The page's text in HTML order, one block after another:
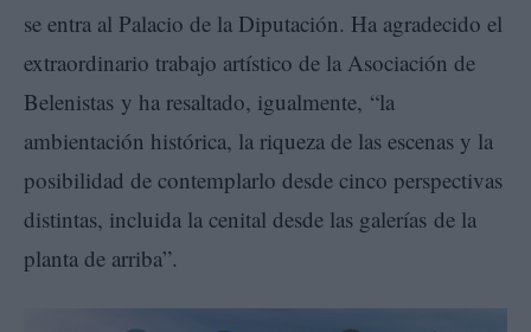
se entra al Palacio de la Diputación. Ha agradecido el
extraordinario trabajo artístico de la Asociación de
Belenistas y ha resaltado, igualmente, “la
ambientación histórica, la riqueza de las escenas y la
posibilidad de contemplarlo desde cinco perspectivas
distintas, incluida la cenital desde las galerías de la
planta de arriba”.